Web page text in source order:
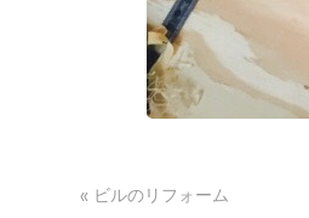
« ビルのリフォーム